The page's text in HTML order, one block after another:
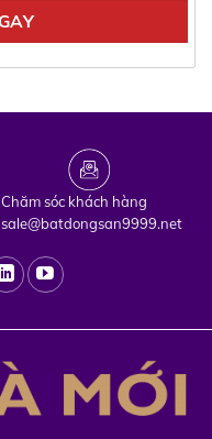
Chăm sóc khách hàng
sale@batdongsan9999.net